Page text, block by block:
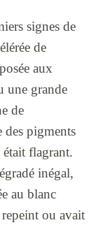
signes de
de
aux
une grande
de
pigments
flagrant.
inégal,
au blanc
ou avait